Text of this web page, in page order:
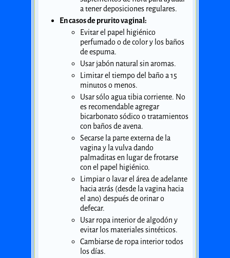
a tener deposiciones regulares.
En casos de prurito vaginal:
Evitar el papel higiénico
perfumado o de color y los baños
de espuma.
Usar jabón natural sin aromas.
Limitar el tiempo del baño a 15
minutos o menos.
Usar sólo agua tibia corriente. No
es recomendable agregar
bicarbonato sódico o tratamientos
con baños de avena.
Secarse la parte externa de la
vagina y la vulva dando
palmaditas en lugar de frotarse
con el papel higiénico.
Limpiar o lavar el área de adelante
hacia atrás (desde la vagina hacia
el ano) después de orinar o
defecar.
Usar ropa interior de algodón y
evitar los materiales sintéticos.
Cambiarse de ropa interior todos
los días.